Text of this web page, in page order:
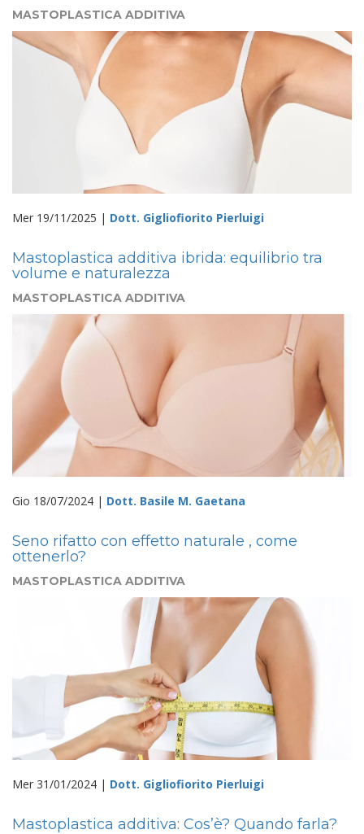
MASTOPLASTICA ADDITIVA
Mer 19/11/2025 | Dott. Gigliofiorito Pierluigi
Mastoplastica additiva ibrida: equilibrio tra
volume e naturalezza
MASTOPLASTICA ADDITIVA
Gio 18/07/2024 | Dott. Basile M. Gaetana
Seno rifatto con effetto naturale , come
ottenerlo?
MASTOPLASTICA ADDITIVA
Mer 31/01/2024 | Dott. Gigliofiorito Pierluigi
Mastoplastica additiva: Cos’è? Quando farla?